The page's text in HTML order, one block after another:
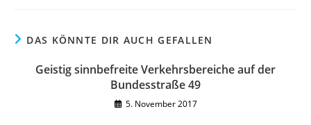
DAS KÖNNTE DIR AUCH GEFALLEN
Geistig sinnbefreite Verkehrsbereiche auf der
Bundesstraße 49
5. November 2017